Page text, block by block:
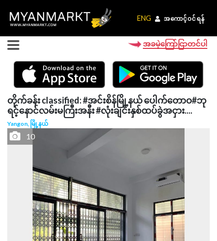
ENG အကောင့်ဝင်ရန်
ENG အကောင့်ဝင်ရန်
အခမဲ့ကြော်ငြာတင်ပါ
တိုက်ခန်း classified: #အင်းစိန်မြို့နယ် ပေါက်တောဝ#ဘု
ရင့်နောင်လမ်းမကြီးအနီး #လုံးချင်းနှစ်ထပ်ခွဲအငှား....
Yangon, မြို့နယ်
10